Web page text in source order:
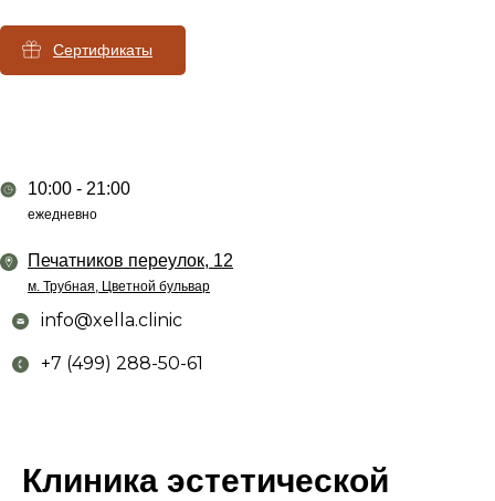
Печатников переулок, 12
м. Трубная, Цветной бульвар
Сертификаты
10:00 - 21:00
ежедневно
info@xella.clinic
+7 (499) 288-50-61
Клиника эстетической